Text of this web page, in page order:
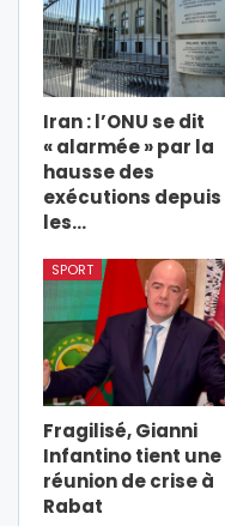
Iran : l’ONU se dit
« alarmée » par la
hausse des
exécutions depuis
les…
SPORT
Fragilisé, Gianni
Infantino tient une
réunion de crise à
Rabat